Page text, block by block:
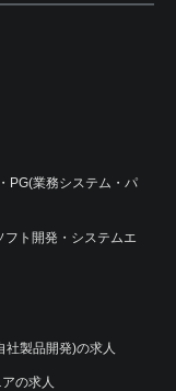
PG(業務システム・パ
フト開発・システムエ
社製品開発)の求人
の求人